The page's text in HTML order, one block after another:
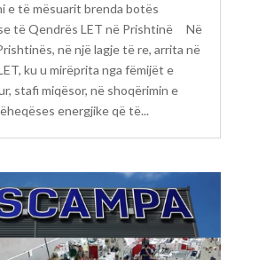
e të mësuarit brenda botës
të Qendrës LET në Prishtinë Në
në një lagje të re, arrita në
ku u mirëprita nga fëmijët e
stafi miqësor, në shoqërimin e
energjike që të...